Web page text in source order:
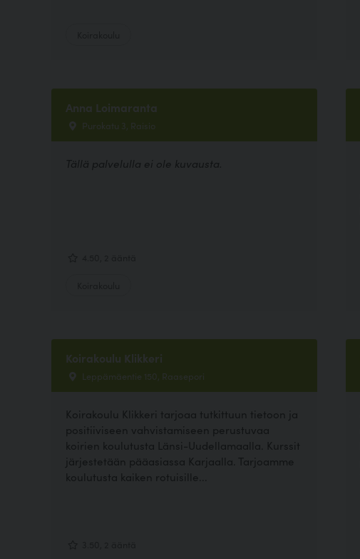
Anna Loimaranta
Purokatu 3, Raisio
Tällä palvelulla ei ole kuvausta.
Koirakoulu Klikkeri
Leppämäentie 150, Raasepori
Koirakoulu Klikkeri tarjoaa tutkittuun tietoon ja
positiiviseen vahvistamiseen perustuvaa
koirien koulutusta Länsi-Uudellamaalla. Kurssit
järjestetään pääasiassa Karjaalla. Tarjoamme
koulutusta kaiken rotuisille...